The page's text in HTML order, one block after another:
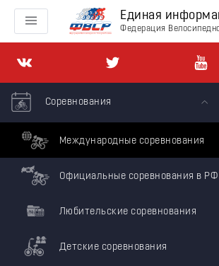
Единая
Федерация
Соревнования
Международные соревнования
Официальные соревнования в РФ
Любительские соревнования
Детские соревнования